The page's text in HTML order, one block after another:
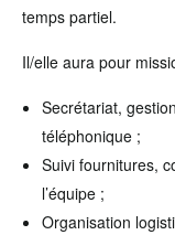
temps partiel.
Il/elle aura pour
Secrétariat,
téléphonique ;
Suivi fournitures,
l’équipe ;
Organisation